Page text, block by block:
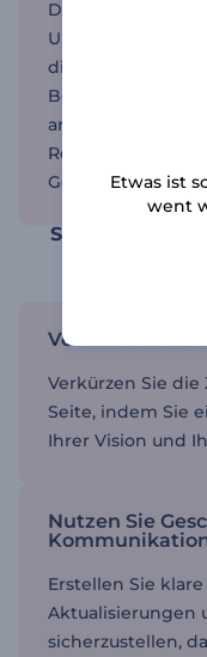
Die
Unternehmen,
die
Betrachter
animierten
Renderforest die
Stärken Sie
Vereinfachen
Verkürzen Sie
Seite, indem Sie
Ihrer Vision und
Nutzen Sie
Erstellen Sie
Aktualisierungen
sicherzustellen,
Etwas ist
went